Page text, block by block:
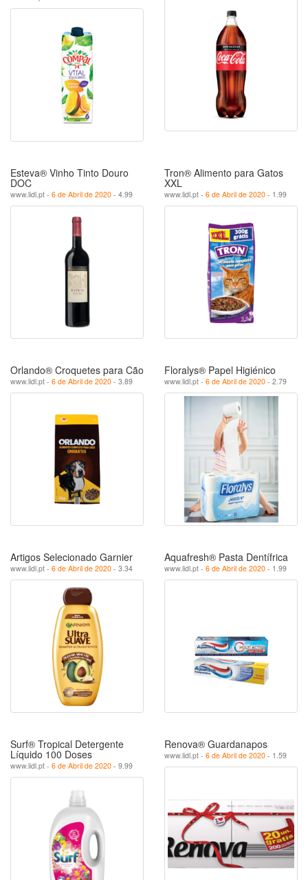
Esteva® Vinho Tinto Douro
DOC
www.lidl.pt - 6 de Abril de 2020 - 4.99
Tron® Alimento para Gatos
XXL
www.lidl.pt - 6 de Abril de 2020 - 1.99
Orlando® Croquetes para Cão
www.lidl.pt - 6 de Abril de 2020 - 3.89
Floralys® Papel Higiénico
www.lidl.pt - 6 de Abril de 2020 - 2.79
Artigos Selecionado Garnier
www.lidl.pt - 6 de Abril de 2020 - 3.34
Aquafresh® Pasta Dentífrica
www.lidl.pt - 6 de Abril de 2020 - 1.99
Surf® Tropical Detergente
Líquido 100 Doses
www.lidl.pt - 6 de Abril de 2020 - 9.99
Renova® Guardanapos
www.lidl.pt - 6 de Abril de 2020 - 1.59